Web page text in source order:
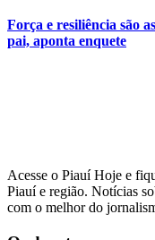
Força e resiliência são
pai, aponta enquete
Acesse o Piauí Hoje e
Piauí e região. Notícias
com o melhor do